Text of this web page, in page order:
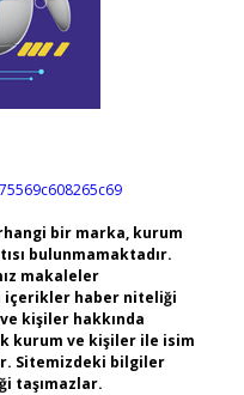
bir marka, kurum
bulunmamaktadır.
makaleler
içerikler haber niteliği
kişiler hakkında
kurum ve kişiler ile isim
Sitemizdeki bilgiler
taşımazlar.